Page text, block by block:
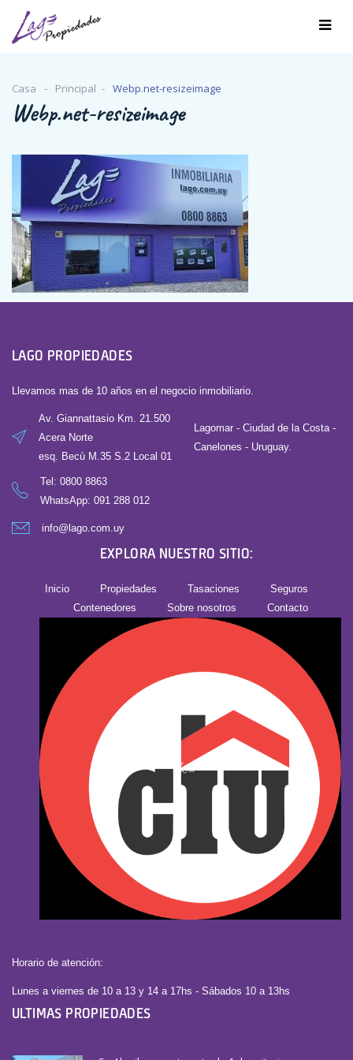
Casa Principal Webp.net-resizeimage
Webp.net-resizeimage
LAGO PROPIEDADES
Llevamos mas de 10 años en el negocio inmobiliario.
Av. Giannattasio Km. 21.500
Acera Norte
esq. Becù M.35 S.2 Local 01
Lagomar - Ciudad de la Costa -
Canelones - Uruguay.
Tel: 0800 8863
WhatsApp: 091 288 012
info@lago.com.uy
EXPLORA NUESTRO SITIO:
Inicio Propiedades Tasaciones
Seguros
Contenedores
Sobre nosotros Contacto
Horario de atención:
Lunes a viernes de 10 a 13 y 14 a 17hs - Sábados 10 a 13hs
ULTIMAS PROPIEDADES